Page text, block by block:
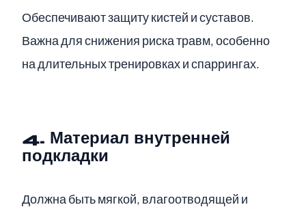
Обеспечивают защиту кистей и суставов.
Важна для снижения риска травм, особенно
на длительных тренировках и спаррингах.
4. Материал внутренней
подкладки
Должна быть мягкой, влагоотводящей и